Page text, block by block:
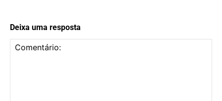
Deixa uma resposta